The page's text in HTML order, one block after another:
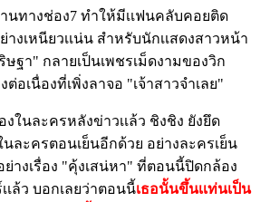
านทางช่อง7 ทำให้มีเเฟนคลับคอยติด
างเหนียวเเน่น สำหรับนักเเสดงสาวหน้า
ฐา" กลายเป็นเพชรเม็ดงามของวิก
อเนื่องที่เพิ่งลาจอ "เจ้าสาวจำเลย"
ในละครหลังข่าวเเล้ว ชิงชิง ยังยึด
นละครตอนเย็นอีกด้วย อย่างละครเย็น
ย่างเรื่อง "คุ้งเสน่หา" ที่ตอนนี้ปิดกล้อง
เล้ว บอกเลยว่าตอนนี้เธอนั้นขึ้นเเท่นเป็น